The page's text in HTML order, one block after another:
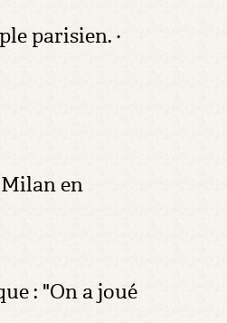
parisien. ·
en
: "On a joué